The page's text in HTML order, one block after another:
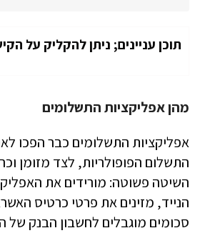
תוכן עניינים; ניתן להקליק על
מהן אפליקציות התשלומים
אפליקציות התשלומים כבר הפכו
התשלום הפופולריות, לצד מזומן
השיטה פשוטה: מורידים את
הנייד, מזינים את פרטי כרטיס
סכומים מוגבלים לחשבון הבנק של